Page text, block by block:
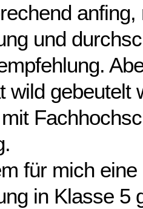
anfing,
und
wild gebeutelt
für mich
in Klasse 5